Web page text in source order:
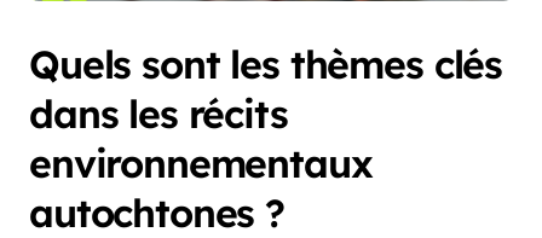
Quels sont les thèmes clés
dans les récits
environnementaux
autochtones ?